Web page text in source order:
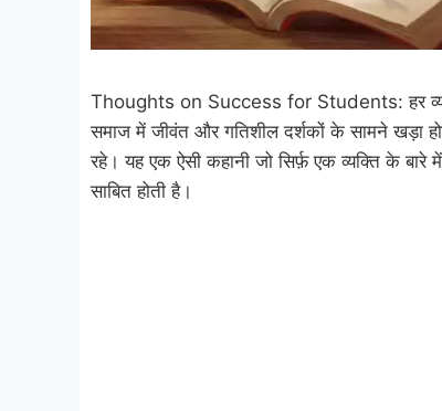
Thoughts on Success for Students: हर
समाज में जीवंत और गतिशील दर्शकों के सामने खड़ा
रहे। यह एक ऐसी कहानी जो सिर्फ़ एक व्यक्ति के
साबित होती है।